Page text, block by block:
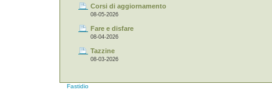
Corsi di aggiornamento
08-05-2026
Fare e disfare
08-04-2026
Tazzine
08-03-2026
Fastidio